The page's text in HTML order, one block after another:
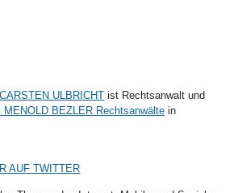
ULBRICHT ist Rechtsanwalt und
MENOLD BEZLER Rechtsanwälte in
AUF TWITTER